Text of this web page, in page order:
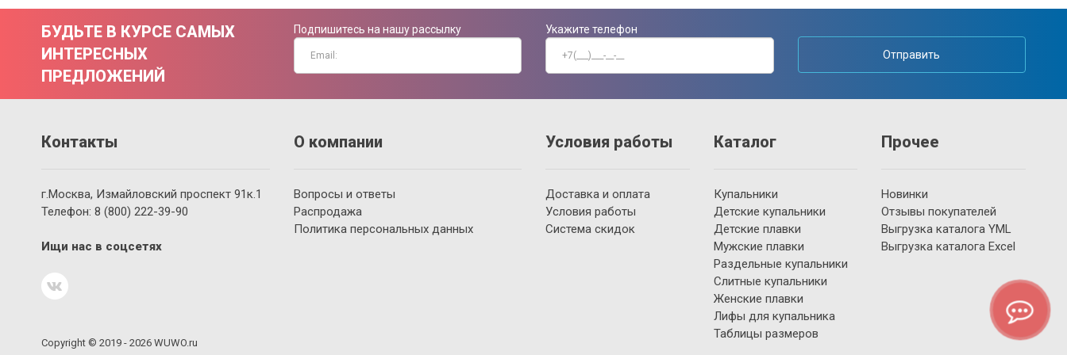
БУДЬТЕ В КУРСЕ САМЫХ
ИНТЕРЕСНЫХ
ПРЕДЛОЖЕНИЙ
Подпишитесь на нашу рассылку
Укажите телефон
Отправить
Контакты
г.Москва, Измайловский проспект 91к.1
Телефон: 8 (800) 222-39-90
Ищи нас в соцсетях
Copyright © 2019 - 2026 WUWO.ru
О компании
Вопросы и ответы
Распродажа
Политика персональных данных
Условия работы
Доставка и оплата
Условия работы
Система скидок
Каталог
Купальники
Детские купальники
Детские плавки
Мужские плавки
Раздельные купальники
Слитные купальники
Женские плавки
Лифы для купальника
Таблицы размеров
Прочее
Новинки
Отзывы покупателей
Выгрузка каталога YML
Выгрузка каталога Excel